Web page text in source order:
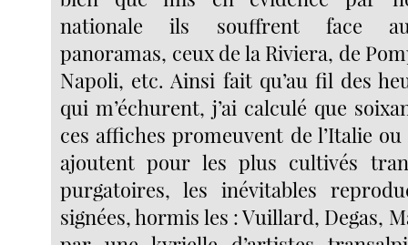
nationale ils souffrent face
panoramas, ceux de la Riviera, de
Napoli, etc. Ainsi fait qu’au fil des
qui m’échurent, j’ai calculé que
ces affiches promeuvent de l’Italie ou
ajoutent pour les plus cultivés
purgatoires, les inévitables
signées, hormis les : Vuillard, Degas,